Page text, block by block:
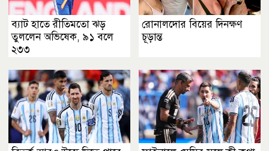
ব্যাট হাতে রীতিমতো ঝড়
তুললেন অভিষেক, ৯১ বলে
২৩৩
রোনালদোর বিয়ের দিনক্ষণ
চূড়ান্ত